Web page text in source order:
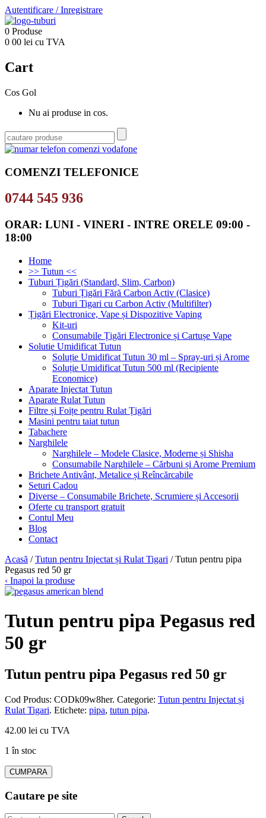
Autentificare /Inregistrare
0 Produse
0 00 lei cu TVA
Cart
Cos Gol
Nu ai produse in cos.
COMENZI TELEFONICE
0744 545 936
ORAR: LUNI - VINERI - INTRE ORELE 09:00 -
18:00
Home
>> Tutun <<
Tuburi Țigări (Standard, Slim, Carbon)
Tuburi Țigări Fără Carbon Activ (Clasice)
Tuburi Tigari cu Carbon Activ (Multifilter)
Țigări Electronice, Vape și Dispozitive Vaping
Kit-uri
Consumabile Țigări Electronice și Cartușe Vape
Solutie Umidificat Tutun
Soluție Umidificat Tutun 30 ml – Spray-uri și Arome
Soluție Umidificat Tutun 500 ml (Recipiente
Economice)
Aparate Injectat Tutun
Aparate Rulat Tutun
Filtre și Foițe pentru Rulat Țigări
Masini pentru taiat tutun
Tabachere
Narghilele
Narghilele – Modele Clasice, Moderne și Shisha
Consumabile Narghilele – Cărbuni și Arome Premium
Brichete Antivânt, Metalice și Reîncărcabile
Seturi Cadou
Diverse – Consumabile Brichete, Scrumiere și Accesorii
Oferte cu transport gratuit
Contul Meu
Blog
Contact
Acasă /Tutun pentru Injectat și Rulat Tigari / Tutun pentru pipa
Pegasus red 50 gr
‹ Inapoi la produse
Tutun pentru pipa Pegasus red
50 gr
Tutun pentru pipa Pegasus red 50 gr
Cod Produs: CODk09w8her. Categorie: Tutun pentru Injectat și
Rulat Tigari. Etichete: pipa, tutun pipa.
42.00 lei cu TVA
1 în stoc
CUMPARA
Cautare pe site